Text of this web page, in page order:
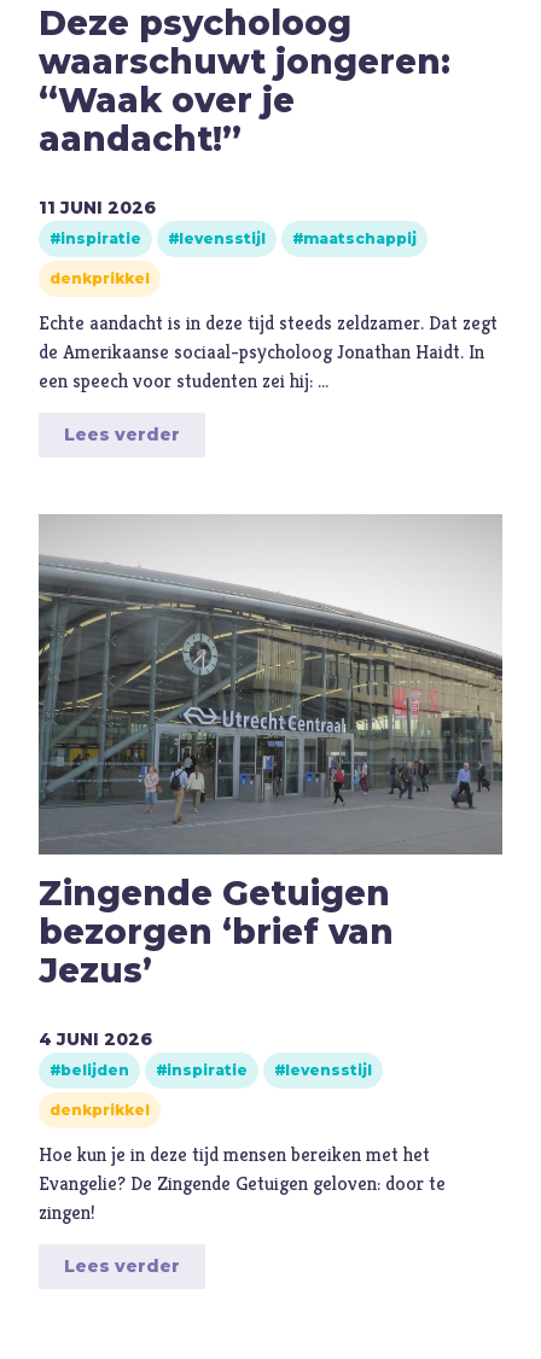
Gewoonten
Goden
Goede Vrijdag
H
Heiligheid
Hemelvaartsdag
Homoseksualiteit
Hoop
I
Illusie
Inspiratie
Israël
K
Kerk
Kerst
Keuzes
Klimaat
Kwetsbaarheid
L
Levensstijl
Liefde
M
Maatschappij
Moed
O
Oorlog
P
Pinksteren
Pinksteren
Politiek
Porno
R
Racisme
Relatie
Religie
Deze psycholoog
waarschuwt jongeren:
“Waak over je
aandacht!”
11 JUNI 2026
inspiratie levensstijl maatschappij
denkprikkel
Echte aandacht is in deze tijd steeds zeldzamer. Dat zegt
de Amerikaanse sociaal-psycholoog Jonathan Haidt. In
een speech voor studenten zei hij: …
Lees verder
Zingende Getuigen
bezorgen ‘brief van
Jezus’
4 JUNI 2026
belijden inspiratie levensstijl
denkprikkel
Hoe kun je in deze tijd mensen bereiken met het
Evangelie? De Zingende Getuigen geloven: door te
zingen!
Lees verder